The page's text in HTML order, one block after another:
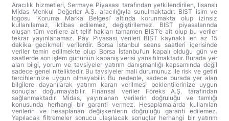
Aracılık hizmetleri, Sermaye Piyasası tarafından yetkilendirilen, lisanslı
Midas Menkul Değerler A.Ş. aracılığıyla sunulmaktadır. BIST isim ve
logosu ‘Koruma Marka Belgesi’ altında korunmakta olup izinsiz
kullanılamaz, iktibas edilemez, değiştirilemez. BIST piyasalarında
oluşan tüm verilere ait telif hakları tamamen BIST’e ait olup bu veriler
tekrar yayınlanamaz. Pay Piyasası verileri BIST kaynaklı en az 15
dakika gecikmeli verilerdir. Borsa İstanbul seans saatleri içerisinde
veriler temin edilmekte olup Borsa İstanbul’un kapalı olduğu gün ve
saatlerde son işlem gününün kapanış verisi yansıtılmaktadır. Burada yer
alan bilgi, yorum ve tavsiyeler yatırım danışmanlığı kapsamında değil
sadece genel niteliktedir. Bu tavsiyeler mali durumunuz ile risk ve getiri
tercihlerinize uygun olmayabilir. Bu nedenle, sadece burada yer alan
bilgilere dayanılarak yatırım kararı verilmesi beklentilerinize uygun
sonuçlar doğurmayabilir. Finansal veriler Foreks A.Ş. tarafından
sağlanmaktadır. Midas, yayınlanan verilerin doğruluğu ve tamlığı
konusunda herhangi bir garanti vermez. Hesaplamalarda kullanılan
verilerin ve hesaplanan değişkenlerin doğruluğu garanti edilemez.
Yapılacak filtremeler sonucu ulaşılacak sonuçlar herhangi bir yatırım